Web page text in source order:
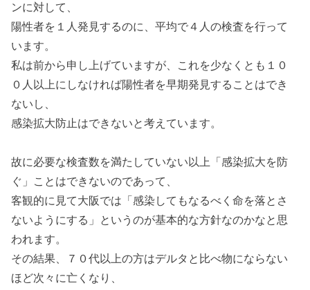
ンに対して、
陽性者を１人発見するのに、平均で４人の検査を行って
います。
私は前から申し上げていますが、これを少なくとも１０
０人以上にしなければ陽性者を早期発見することはでき
ないし、
感染拡大防止はできないと考えています。
故に必要な検査数を満たしていない以上「感染拡大を防
ぐ」ことはできないのであって、
客観的に見て大阪では「感染してもなるべく命を落とさ
ないようにする」というのが基本的な方針なのかなと思
われます。
その結果、７０代以上の方はデルタと比べ物にならない
ほど次々に亡くなり、